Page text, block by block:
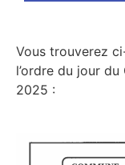
Vous trouverez
l’ordre du jour
2025 :